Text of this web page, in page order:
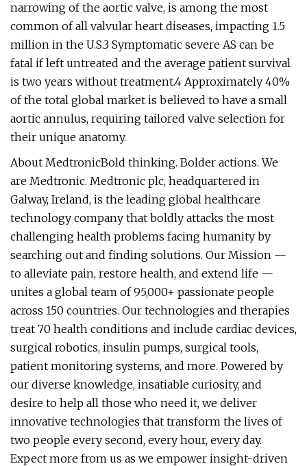
narrowing of the aortic valve, is among the most
common of all valvular heart diseases, impacting 1.5
million in the U.S.3 Symptomatic severe AS can be
fatal if left untreated and the average patient survival
is two years without treatment.4 Approximately 40%
of the total global market is believed to have a small
aortic annulus, requiring tailored valve selection for
their unique anatomy.
About MedtronicBold thinking. Bolder actions. We
are Medtronic. Medtronic plc, headquartered in
Galway, Ireland, is the leading global healthcare
technology company that boldly attacks the most
challenging health problems facing humanity by
searching out and finding solutions. Our Mission —
to alleviate pain, restore health, and extend life —
unites a global team of 95,000+ passionate people
across 150 countries. Our technologies and therapies
treat 70 health conditions and include cardiac devices,
surgical robotics, insulin pumps, surgical tools,
patient monitoring systems, and more. Powered by
our diverse knowledge, insatiable curiosity, and
desire to help all those who need it, we deliver
innovative technologies that transform the lives of
two people every second, every hour, every day.
Expect more from us as we empower insight-driven